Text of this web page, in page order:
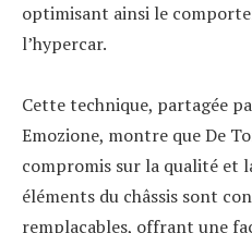
optimisant ainsi le
l’hypercar.
Cette technique, partagée
Emozione, montre que De
compromis sur la qualité et
éléments du châssis sont
remplaçables, offrant une